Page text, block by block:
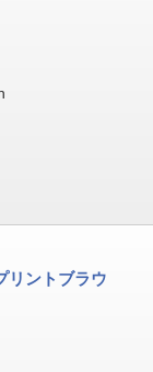
リントブラウ